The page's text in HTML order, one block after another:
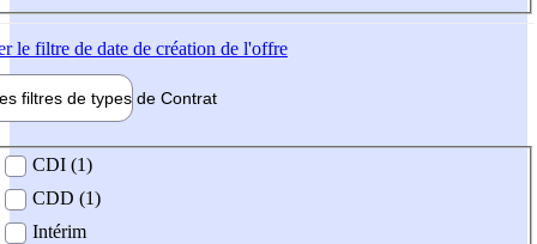
le filtre de date de création de l'offre
filtres de types de Contrat
contrat
CDI (1)
CDD (1)
Intérim